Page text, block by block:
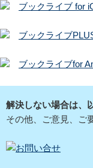
ブックライブ for
ブックライブ
ブックライブfor
解決しない場合は、
その他、ご意見、ご